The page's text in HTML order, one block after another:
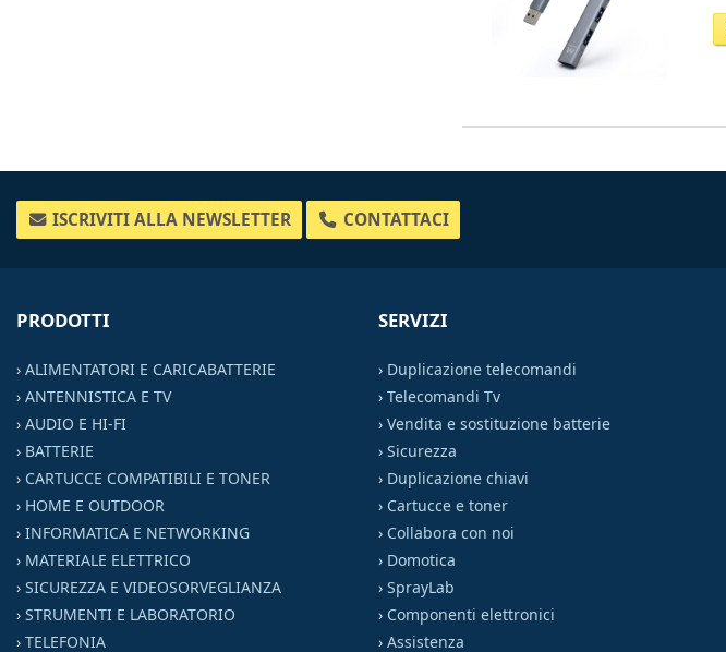
ISCRIVITI ALLA NEWSLETTER CONTATTACI
PRODOTTI
› ALIMENTATORI E CARICABATTERIE
› ANTENNISTICA E TV
› AUDIO E HI-FI
› BATTERIE
› CARTUCCE COMPATIBILI E TONER
› HOME E OUTDOOR
› INFORMATICA E NETWORKING
› MATERIALE ELETTRICO
› SICUREZZA E VIDEOSORVEGLIANZA
› STRUMENTI E LABORATORIO
› TELEFONIA
SERVIZI
› Duplicazione telecomandi
›Telecomandi Tv
›Vendita e sostituzione batterie
›Sicurezza
› Duplicazione chiavi
› Cartucce e toner
› Collabora con noi
› Domotica
›SprayLab
› Componenti elettronici
›Assistenza